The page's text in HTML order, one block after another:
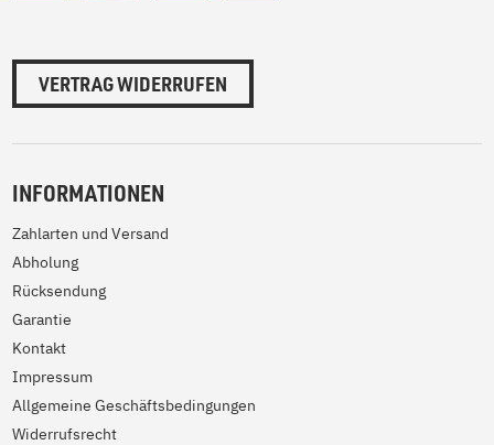
VERTRAG WIDERRUFEN
INFORMATIONEN
Zahlarten und Versand
Abholung
Rücksendung
Garantie
Kontakt
Impressum
Allgemeine Geschäftsbedingungen
Widerrufsrecht